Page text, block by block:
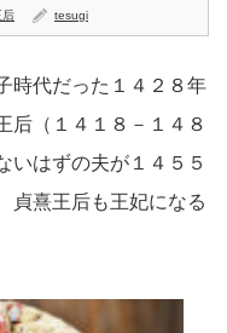
后 tesugi
時代だった１４２８年
后（１４１８－１４８
いはずの夫が１４５５
貞熹王后も王妃になる